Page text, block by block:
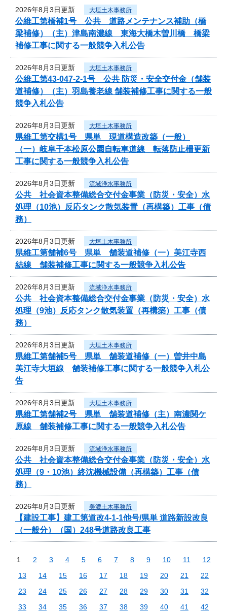
2026年8月3日更新 大垣土木事務所
公維工第橋補1号 公共 道路メンテナンス補助（橋
梁補修）（主）津島南濃線 東海大橋木曽川橋 橋梁
補修工事に関する一般競争入札公告
2026年8月3日更新 大垣土木事務所
公維工第43-047-2-1号 公共 防災・安全交付金（舗装
道補修）（主）羽島養老線 舗装補修工事に関する一般
競争入札公告
2026年8月3日更新 大垣土木事務所
県維工第交構1号 県単 現道構造改築（一般）
（一）岐阜千本松原公園自転車道線 転落防止柵更新
工事に関する一般競争入札公告
2026年8月3日更新 流域浄水事務所
公共 社会資本整備総合交付金事業（防災・安全）水
処理（10池）反応タンク散気装置（再構築）工事（債
務）
2026年8月3日更新 大垣土木事務所
県維工第舗補6号 県単 舗装道補修（一）美江寺西
結線 舗装補修工事に関する一般競争入札公告
2026年8月3日更新 流域浄水事務所
公共 社会資本整備総合交付金事業（防災・安全）水
処理（9池）反応タンク散気装置（再構築）工事（債
務）
2026年8月3日更新 大垣土木事務所
県維工第舗補5号 県単 舗装道補修（一）曽井中島
美江寺大垣線 舗装補修工事に関する一般競争入札公
告
2026年8月3日更新 大垣土木事務所
県維工第舗補2号 県単 舗装道補修（主）南濃関ケ
原線 舗装補修工事に関する一般競争入札公告
2026年8月3日更新 流域浄水事務所
公共 社会資本整備総合交付金事業（防災・安全）水
処理（9・10池）終沈機械設備（再構築）工事（債
務）
2026年8月3日更新 美濃土木事務所
【建設工事】建工第道改4-1-1他号/県単 道路新設改良
（一般分）（国）248号道路改良工事
1 2 3 4 5 6 7 8 9 10 11
12
13
14 15 16 17 18 19 20 21
22
23
24 25 26 27 28 29 30 31
32
33
34 35 36 37 38 39 40 41
42